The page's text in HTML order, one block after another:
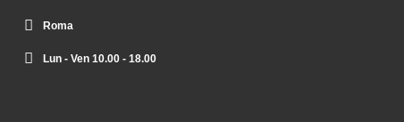
Roma
Lun - Ven 10.00 - 18.00